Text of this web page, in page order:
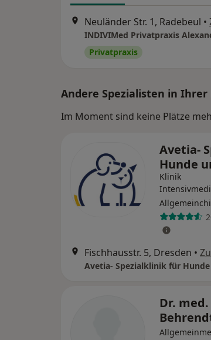
Neuländer Str. 1, Radebeul •
Privatpraxis
Andere Spezialisten in Ihrer
Im Moment sind keine Plätze
Avetia-
Hunde
Klinik
Fischhausstr. 5, Dresden •
Avetia- Spezialklinik für
Dr.